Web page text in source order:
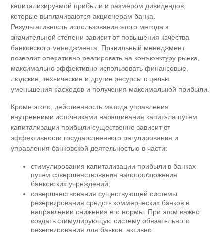
капитализируемой прибыли и размером дивидендов,
которые выплачиваются акционерам банка.
Результативность использования этого метода в
значительной степени зависит от повышения качества
банковского менеджмента. Правильный менеджмент
позволит оперативно реагировать на конъюнктуру рынка,
максимально эффективно использовать финансовые,
людские, технические и другие ресурсы с целью
уменьшения расходов и получения максимальной прибыли.
Кроме этого, действенность метода управления
внутренними источниками наращивания капитала путем
капитализации прибыли существенно зависит от
эффективности государственного регулирования и
управления банковской деятельностью в части:
стимулирования капитализации прибыли в банках
путем совершенствования налогообложения
банковских учреждений;
совершенствования существующей системы
резервирования средств коммерческих банков в
направлении снижения его нормы. При этом важно
создать стимулирующую систему обязательного
резервирования для банков, активно